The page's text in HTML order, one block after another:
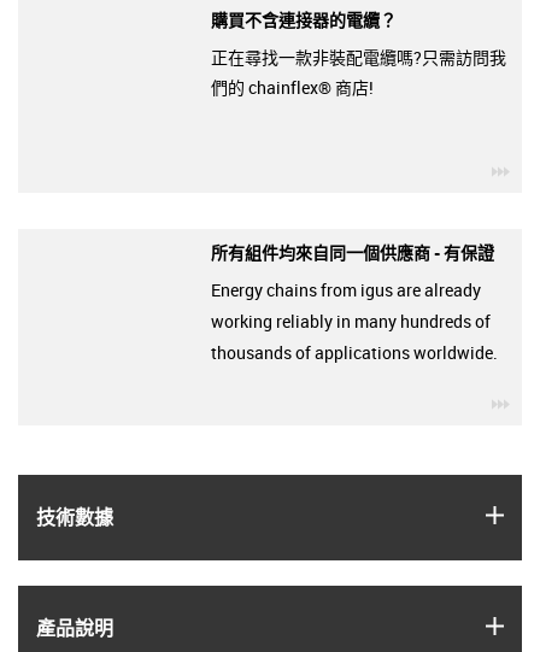
技術數據
產品說明
購買不含連接器的電纜？
正在尋找一款非裝配電纜嗎?只需訪問我
們的 chainflex® 商店!
所有組件均來自同一個供應商 - 有保證
Energy chains from igus are already
working reliably in many hundreds of
thousands of applications worldwide.